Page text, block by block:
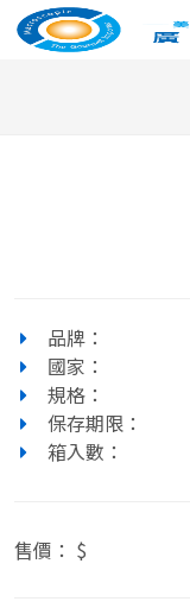
品牌：
國家：
規格：
保存期限：
箱入數：
售價： $